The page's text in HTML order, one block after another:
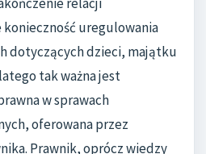
uregulowania
dotyczących dzieci, majątku
tak ważna jest
w sprawach
oferowana przez
Prawnik, oprócz wiedzy